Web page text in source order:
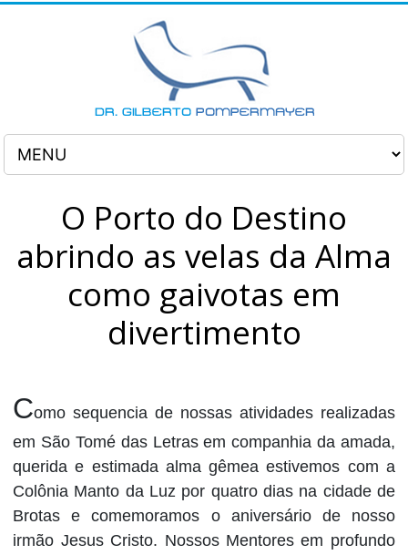
O Porto do Destino
abrindo as velas da Alma
como gaivotas em
divertimento
Como sequencia de nossas atividades realizadas
em São Tomé das Letras em companhia da amada,
querida e estimada alma gêmea estivemos com a
Colônia Manto da Luz por quatro dias na cidade de
Brotas e comemoramos o aniversário de nosso
irmão Jesus Cristo. Nossos Mentores em profundo